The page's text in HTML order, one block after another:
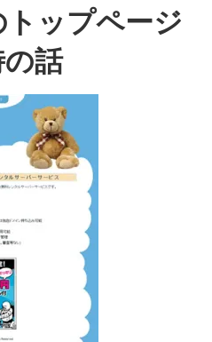
ップページ
話